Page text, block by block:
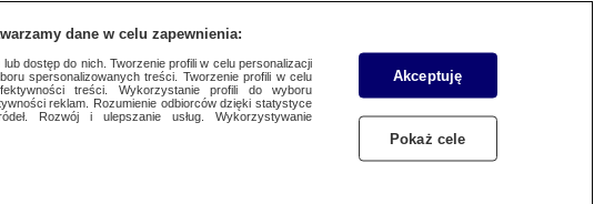
dane w celu zapewnienia:
dostęp do nich. Tworzenie profili w celu personalizacji
spersonalizowanych treści. Tworzenie profili w celu
treści. Wykorzystanie profili do wyboru
reklam. Rozumienie odbiorców dzięki statystyce
Rozwój i ulepszanie usług. Wykorzystywanie
Akceptuję
Pokaż cele